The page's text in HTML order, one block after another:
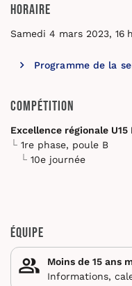
Horaire
Samedi 4 mars 2023, 16
Programme de la
Compétition
Excellence régionale U15
1re phase, poule B
10e journée
Équipe
Moins de 15 ans
Informations,